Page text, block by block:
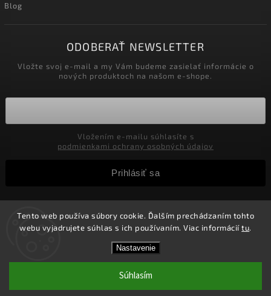
Tento web používa súbory cookie. Ďalším prechádzaním tohto
webu vyjadrujete súhlas s ich používaním. Viac informáciítu.
Nastavenie
Súhlasím
Zľavy pre podnikateľov! Zaregistrujte sa a získajte v
košíku Zľavu 5%! Nie je možné kombinovať s inými
zľavami.
Blog
ODOBERAŤ NEWSLETTER
Vložte svoj e-mail a my Vám budeme zasielať informácie o
nových produktoch na našom e-shope.
podmienkami ochrany osobných údajov
Prihlásiť sa
Copyright 2026 Velkoobchod-salony.sk. Všetky práva
vyhradené.
Shoptet| Design